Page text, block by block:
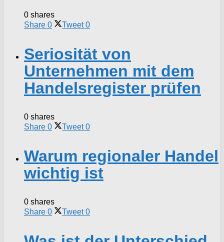
0 shares
Share 0 Tweet 0
Seriosität von
Unternehmen mit dem
Handelsregister prüfen
0 shares
Share 0 Tweet 0
Warum regionaler Handel
wichtig ist
0 shares
Share 0 Tweet 0